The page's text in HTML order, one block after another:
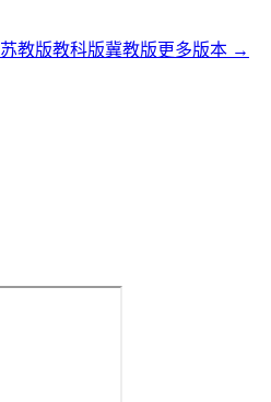
苏教版教科版冀教版更多版本 →